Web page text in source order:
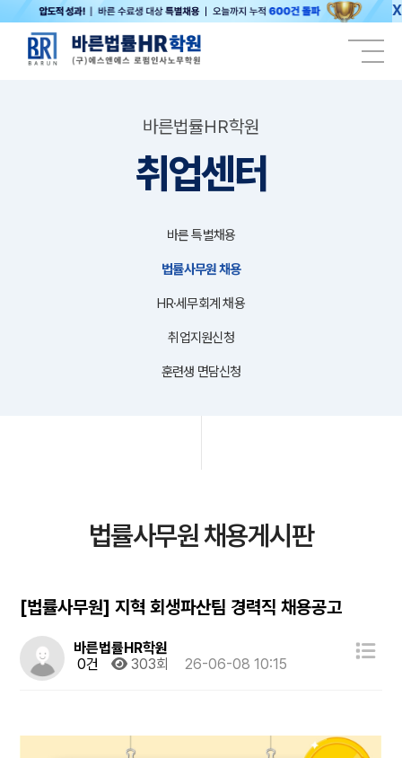
X
바른법률HR학원
취업센터
바른 특별채용
법률사무원 채용
HR·세무회계 채용
취업지원신청
훈련생 면담신청
법률사무원 채용게시판
[법률사무원] 지혁 회생파산팀 경력직 채용공고
바른법률HR학원
0건
303회 26-06-08 10:15